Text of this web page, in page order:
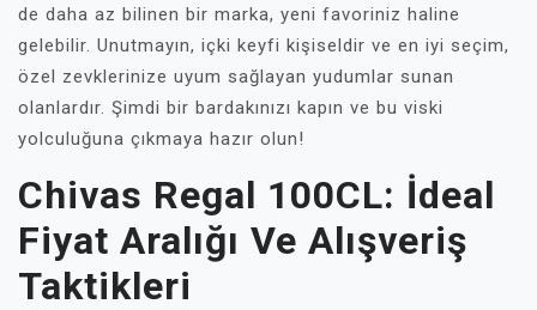
de daha az bilinen bir marka, yeni favoriniz haline
gelebilir. Unutmayın, içki keyfi kişiseldir ve en iyi seçim,
özel zevklerinize uyum sağlayan yudumlar sunan
olanlardır. Şimdi bir bardakınızı kapın ve bu viski
yolculuğuna çıkmaya hazır olun!
Chivas Regal 100CL: İdeal
Fiyat Aralığı Ve Alışveriş
Taktikleri